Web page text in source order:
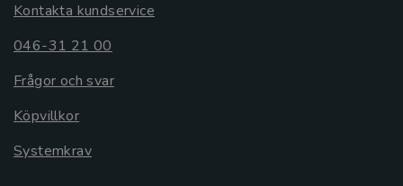
Kontakta kundservice
046-31 21 00
Frågor och svar
Köpvillkor
Systemkrav